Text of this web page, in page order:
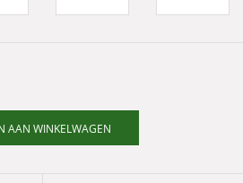
AAN WINKELWAGEN